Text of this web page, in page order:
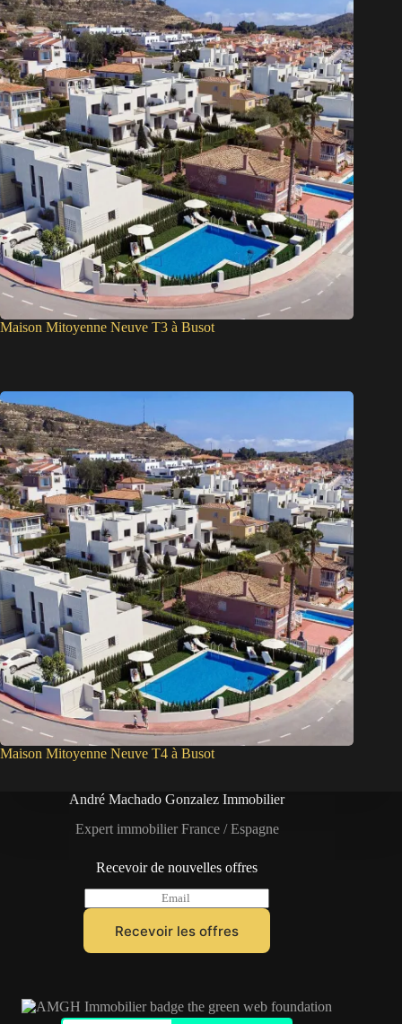
Maison Mitoyenne Neuve T3 à Busot
Maison Mitoyenne Neuve T4 à Busot
André Machado Gonzalez Immobilier
Expert immobilier France / Espagne
Recevoir de nouvelles offres
m
l
Recevoir les offres